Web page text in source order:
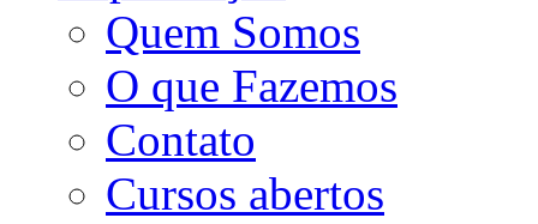
Quem Somos
O que Fazemos
Contato
Cursos abertos